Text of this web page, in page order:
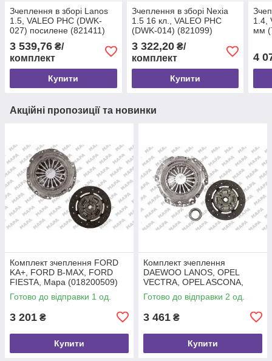
Зчеплення в зборі Lanos
1.5, VALEO PHC (DWK-
027) посилене (821411)
3 539,76 ₴/
комплект
Купити
Зчеплення в зборі Nexia
1.5 16 кл., VALEO PHC
(DWK-014) (821099)
3 322,20₴/
комплект
Купити
1.4,
мм
4
Акційні пропозиції та новинки
Комплект зчеплення FORD
KA+, FORD B-MAX, FORD
FIESTA, Mapa (018200509)
Готово до відправки 1 од.
3 201 ₴
Купити
Комплект зчеплення
DAEWOO LANOS, OPEL
VECTRA, OPEL ASCONA,
Mapa (010200400)
Готово до відправки 2 од.
3 461 ₴
Купити